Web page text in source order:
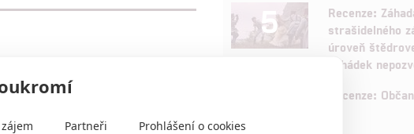
5
Recenze:
strašidelného
úroveň
pohádek
Recenze:
Partneři Prohlášení o cookies